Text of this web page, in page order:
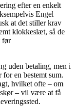
efter en enkelt
Engel
at det stiller krav
klokkeslæt, så de
før
uden betaling, men i
en bestemt sum.
hvilket ofte – om
– vil være at få